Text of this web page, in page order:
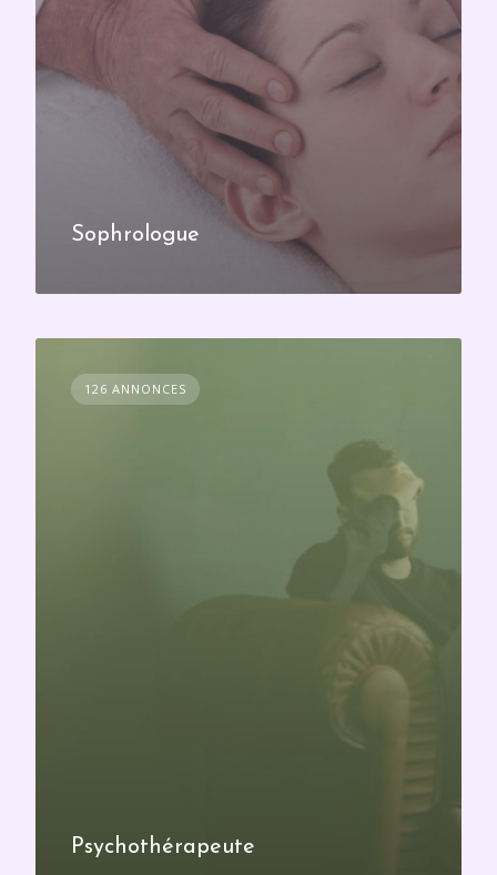
Sophrologue
126 ANNONCES
Psychothérapeute